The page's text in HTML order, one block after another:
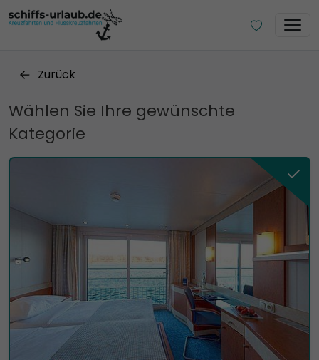
Zurück
Wählen Sie Ihre gewünschte
Kategorie